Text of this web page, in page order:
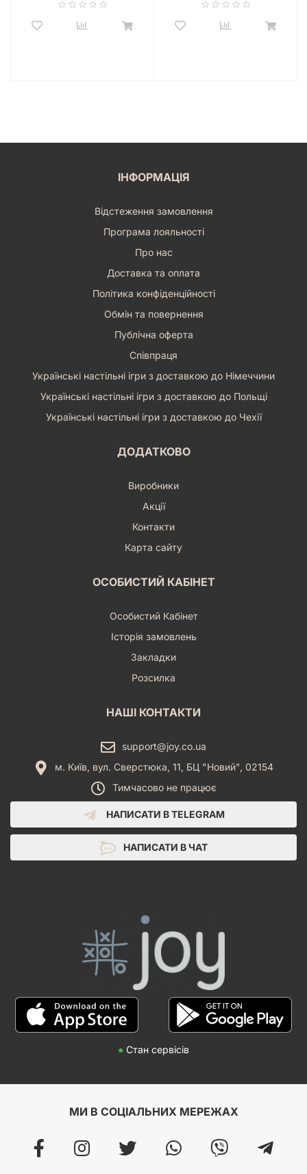
ІНФОРМАЦІЯ
Відстеження замовлення
Програма лояльності
Про нас
Доставка та оплата
Політика конфіденційності
Обмін та повернення
Публічна оферта
Співпраця
Українські настільні ігри з доставкою до Німеччини
Українські настільні ігри з доставкою до Польщі
Українські настільні ігри з доставкою до Чехії
ДОДАТКОВО
Виробники
Акції
Контакти
Карта сайту
ОСОБИСТИЙ КАБІНЕТ
Особистий Кабінет
Історія замовлень
Закладки
Розсилка
НАШІ КОНТАКТИ
support@joy.co.ua
м. Київ, вул. Сверстюка, 11, БЦ "Новий", 02154
Тимчасово не працює
НАПИСАТИ В TELEGRAM
НАПИСАТИ В ЧАТ
● Стан сервісів
МИ В СОЦІАЛЬНИХ МЕРЕЖАХ